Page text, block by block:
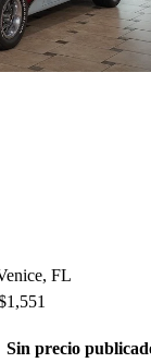
FL
Sin precio